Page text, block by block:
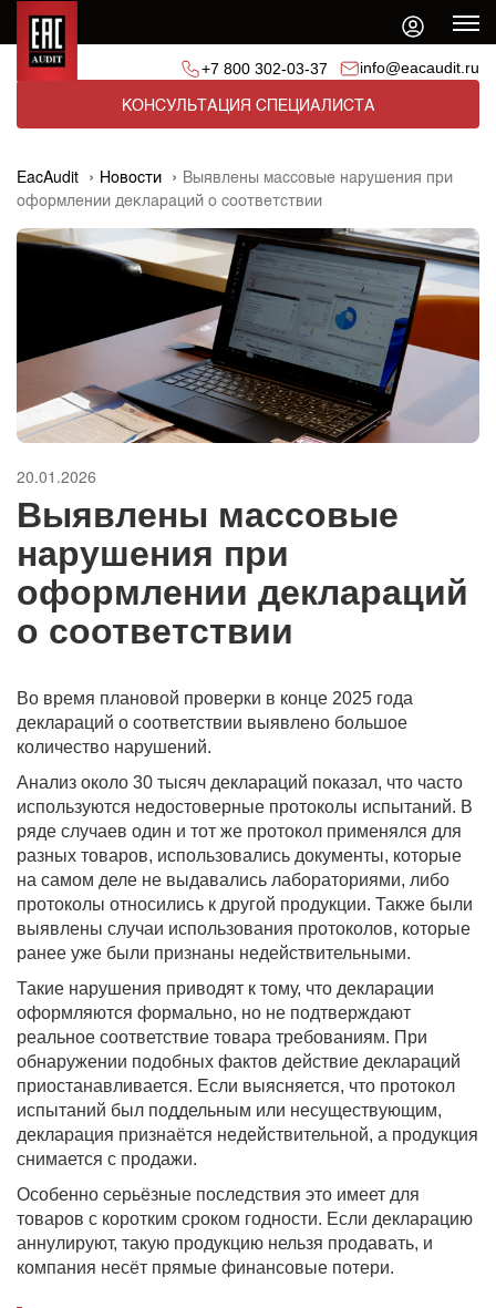
+7 800 302-03-37 info@eacaudit.ru
КОНСУЛЬТАЦИЯ СПЕЦИАЛИСТА
EacAudit Новости
Выявлены массовые нарушения при
оформлении деклараций о соответствии
20.01.2026
Выявлены массовые
нарушения при
оформлении деклараций
о соответствии
Во время плановой проверки в конце 2025 года
деклараций о соответствии выявлено большое
количество нарушений.
Анализ около 30 тысяч деклараций показал, что часто
используются недостоверные протоколы испытаний. В
ряде случаев один и тот же протокол применялся для
разных товаров, использовались документы, которые
на самом деле не выдавались лабораториями, либо
протоколы относились к другой продукции. Также были
выявлены случаи использования протоколов, которые
ранее уже были признаны недействительными.
Такие нарушения приводят к тому, что декларации
оформляются формально, но не подтверждают
реальное соответствие товара требованиям. При
обнаружении подобных фактов действие деклараций
приостанавливается. Если выясняется, что протокол
испытаний был поддельным или несуществующим,
декларация признаётся недействительной, а продукция
снимается с продажи.
Особенно серьёзные последствия это имеет для
товаров с коротким сроком годности. Если декларацию
аннулируют, такую продукцию нельзя продавать, и
компания несёт прямые финансовые потери.